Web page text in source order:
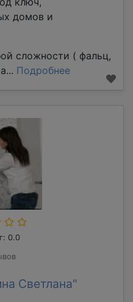
домов и
сложности ( фальц,
Подробнее
0.0
Светлана"